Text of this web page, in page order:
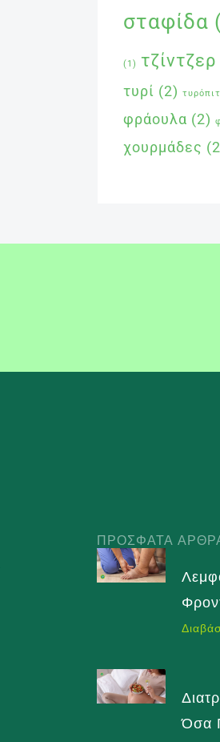
σταφίδα
(1) τζίντζερ
τυρί (2)
φράουλα (2)
χουρμάδες
ΠΡΌΣΦΑΤΑ
Όσα